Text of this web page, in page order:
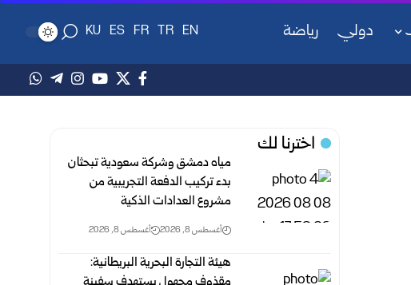
دولي رياضة EN
TR
FR
ES
KU
اخترنا لك
مياه دمشق وشركة سعودية تبحثان
بدء تركيب الدفعة التجريبية من
مشروع ‌‏العدادات الذكية ‏
أغسطس 8, 2026 أغسطس 8, 2026
هيئة التجارة البحرية البريطانية: